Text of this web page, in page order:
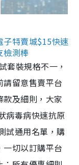
子特賣城$15快速
檢測棒
套裝規格不一，
留意售賣平台
及細則，大家
病毒病快速抗原
試通用名單，購
切以訂購平台